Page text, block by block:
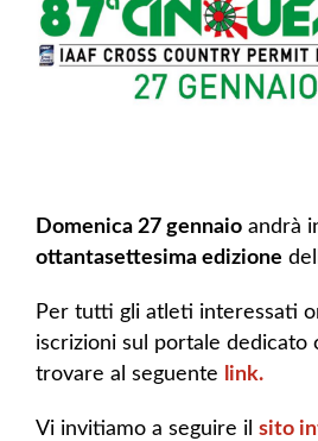
Domenica 27 gennaio andrà
ottantasettesima edizione
Per tutti gli atleti interessati
iscrizioni sul portale dedicato
trovare al seguente
link.
Vi invitiamo a seguire il sito